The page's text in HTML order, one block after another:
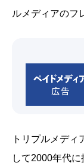
ルメディアのフ
トリプルメディ
して2000年代